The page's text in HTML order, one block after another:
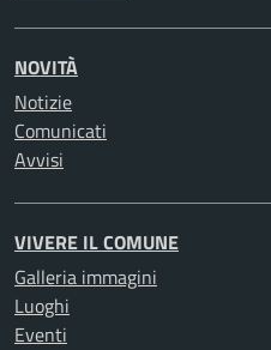
NOVITÀ
Notizie
Comunicati
Avvisi
VIVERE IL COMUNE
Galleria immagini
Luoghi
Eventi